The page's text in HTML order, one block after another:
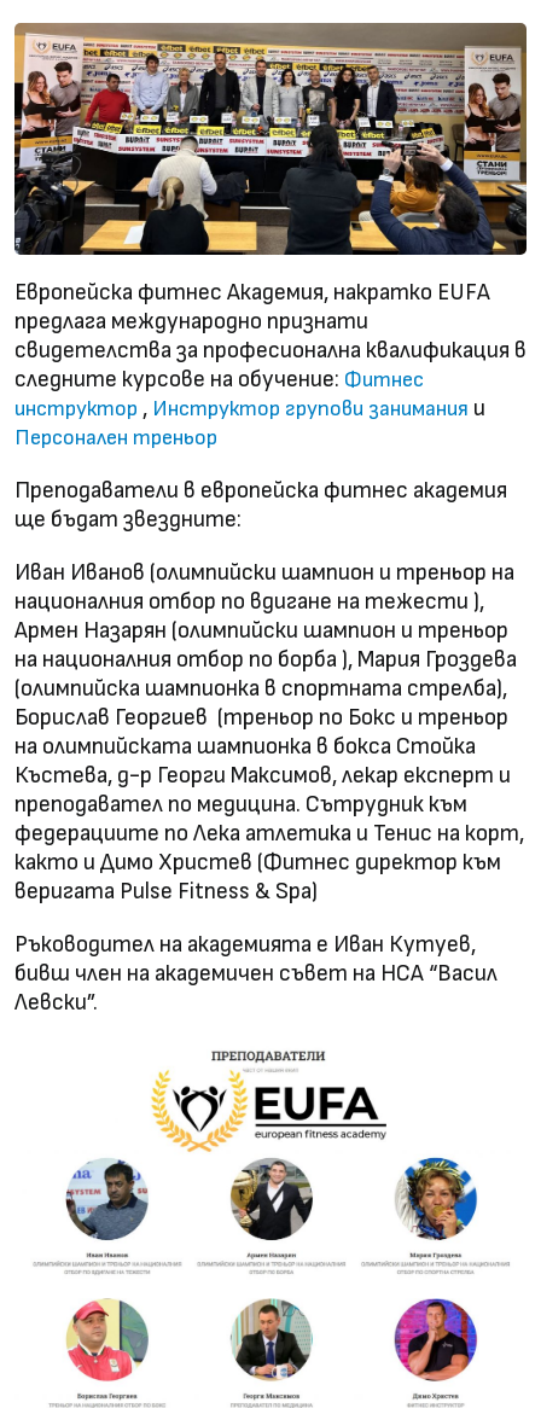
Европейска фитнес Академия, накратко EUFA
предлага международно признати
свидетелства за професионална квалификация в
следните курсове на обучение: Фитнес
инструктор , Инструктор групови занимания и
Персонален треньор
Преподаватели в европейска фитнес академия
ще бъдат звездните:
Иван Иванов (олимпийски шампион и треньор на
националния отбор по вдигане на тежести ),
Армен Назарян (олимпийски шампион и треньор
на националния отбор по борба ), Мария Гроздева
(олимпийска шампионка в спортната стрелба),
Борислав Георгиев (треньор по Бокс и треньор
на олимпийската шампионка в бокса Стойка
Къстева, д-р Георги Максимов, лекар експерт и
преподавател по медицина. Сътрудник към
федерациите по Лека атлетика и Тенис на корт,
както и Димо Христев (Фитнес директор към
веригата Pulse Fitness & Spa)
Ръководител на академията е Иван Кутуев,
бивш член на академичен съвет на НСА “Васил
Левски”.